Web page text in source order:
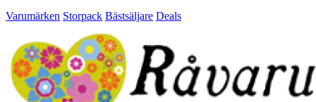
Varumärken Storpack Bästsäljare Deals